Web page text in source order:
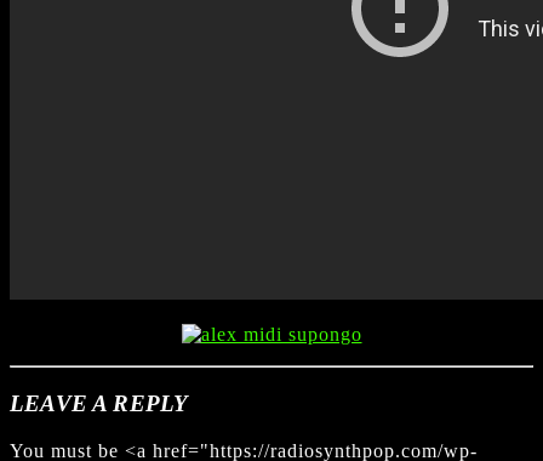
LEAVE A REPLY
You must be <a href="https://radiosynthpop.com/wp-